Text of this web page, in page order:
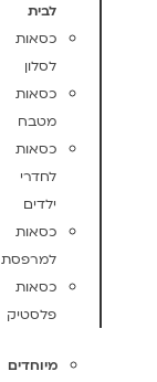
לבית
כסאות
לסלון
כסאות
מטבח
כסאות
לחדרי
ילדים
כסאות
למרפסת
כסאות
פלסטיק
מיוחדים